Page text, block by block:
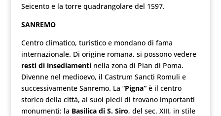
Seicento e la torre quadrangolare del 1597.
SANREMO
Centro climatico, turistico e mondano di fama
internazionale. Di origine romana, si possono vedere
resti di insediamentinella zona di Pian di Poma.
Divenne nel medioevo, il Castrum Sancti Romuli e
successivamente Sanremo. La “Pigna“è il centro
storico della città, ai suoi piedi di trovano importanti
monumenti: la Basilica di S. Siro, del sec. XIII, in stile